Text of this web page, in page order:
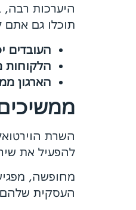
היערכות רבה,
תוכלו גם
העובדים
הלקוחות
הארגון
השרת
להפעיל את
מחופשה,
העסקית